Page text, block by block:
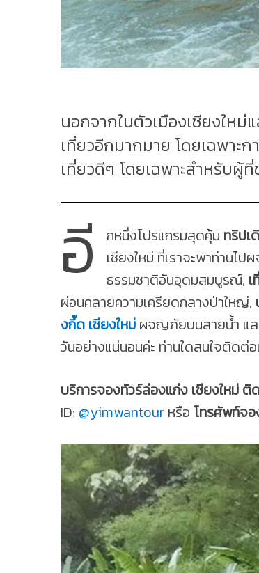
นอกจากในตัวเมืองเชียงให
เที่ยวอีกมากมาย โดยเฉพาะ
เที่ยวดีๆ โดยเฉพาะสำหรับผู้
อี กหนึ่งโปรแกรมสุดคุ้ม ทริปเ
เชียงใหม่ ที่เราจะพาท่านไ
ธรรมชาติอันอุดมสมบูรณ์,
ผ่อนคลายความเครียดกลางป่าใหญ่,
งกึ๊ด เชียงใหม่ ผจญภัยบนสายน้ำ แล
วันอย่างแน่นอนค่ะ ท่านใดสนใจติดต่อ
บริการจองทัวร์ล่องแก่ง เชียงใหม่
ID: @yimwantour หรือ โทรศัพท์จ